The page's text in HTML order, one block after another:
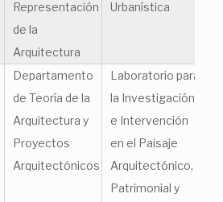
Representación
de la
Arquitectura
Urbanística
Departamento
de Teoría de la
Arquitectura y
Proyectos
Arquitectónicos
Laboratorio para
la Investigación
e Intervención
en el Paisaje
Arquitectónico,
Patrimonial y